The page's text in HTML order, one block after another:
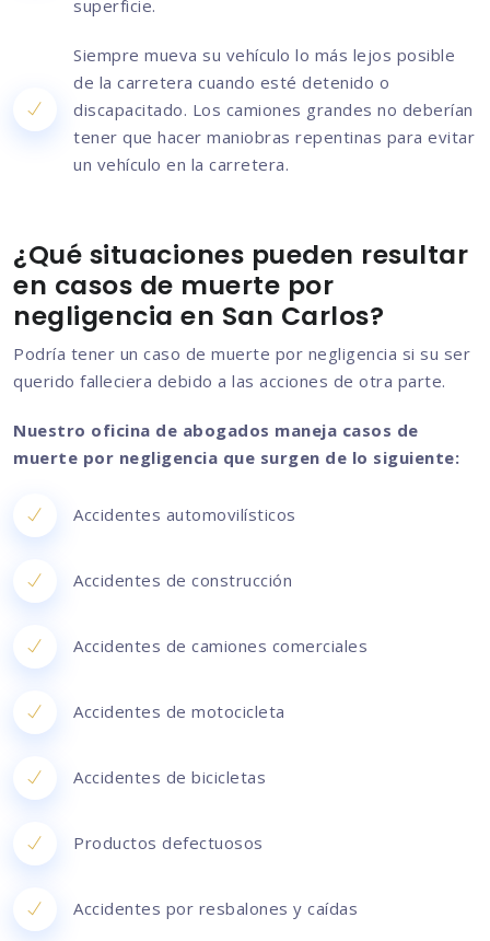
superficie.
Siempre mueva su vehículo lo más lejos posible
de la carretera cuando esté detenido o
discapacitado. Los camiones grandes no deberían
tener que hacer maniobras repentinas para evitar
un vehículo en la carretera.
¿Qué situaciones pueden resultar
en casos de muerte por
negligencia en San Carlos?
Podría tener un caso de muerte por negligencia si su ser
querido falleciera debido a las acciones de otra parte.
Nuestro oficina de abogados maneja casos de
muerte por negligencia que surgen de lo siguiente:
Accidentes automovilísticos
Accidentes de construcción
Accidentes de camiones comerciales
Accidentes de motocicleta
Accidentes de bicicletas
Productos defectuosos
Accidentes por resbalones y caídas